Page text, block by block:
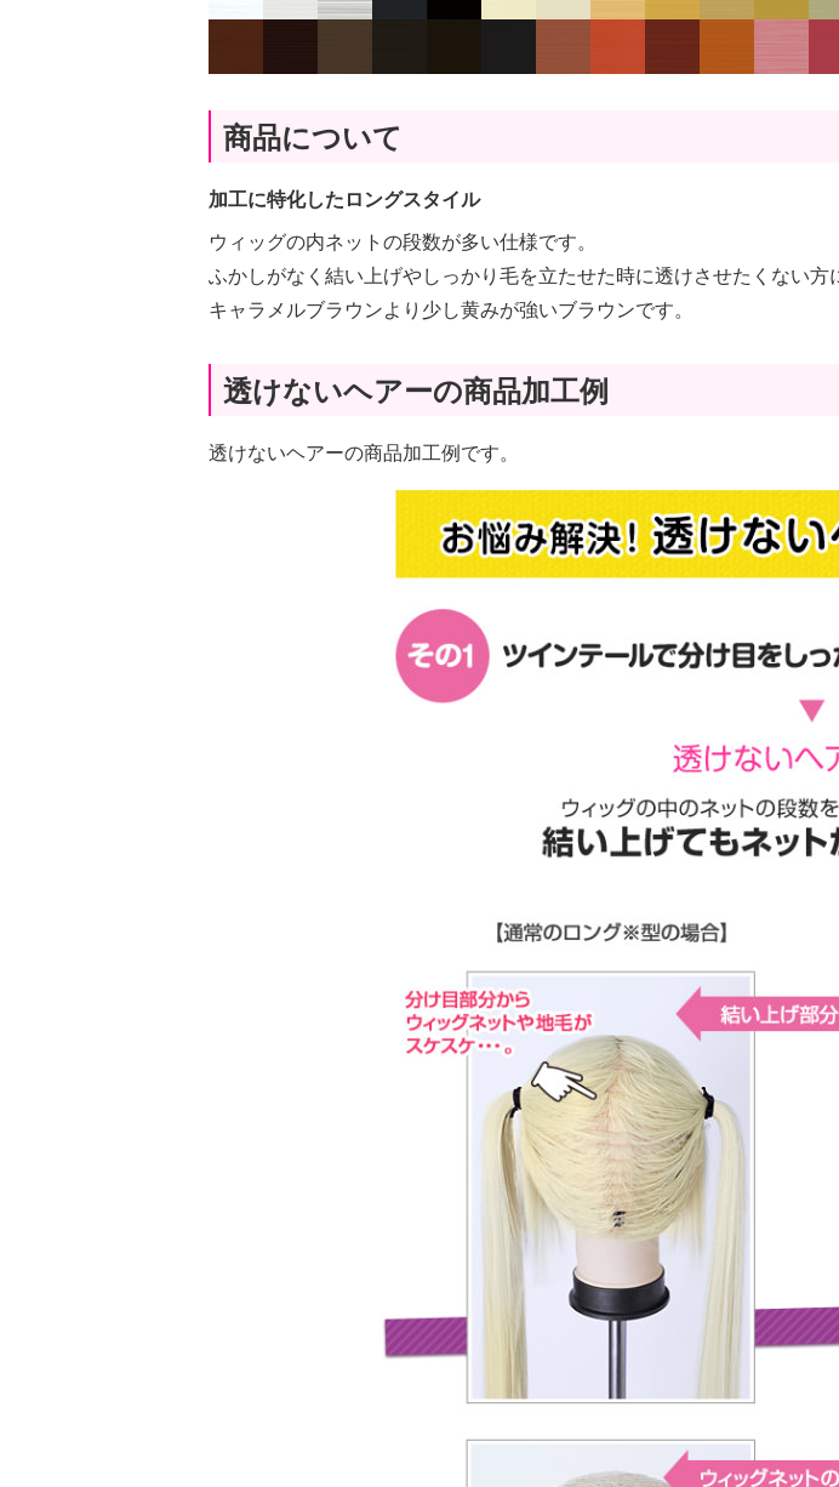
商品について
加工に特化したロングスタイル
ウィッグの内ネットの段数が多い仕様です。
ふかしがなく結い上げやしっかり毛を立たせた時に透けさせたくない方
キャラメルブラウンより少し黄みが強いブラウンです。
透けないヘアーの商品加工例
透けないヘアーの商品加工例です。